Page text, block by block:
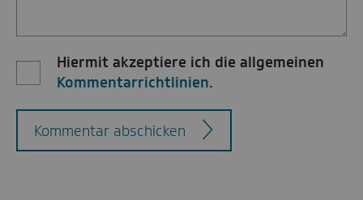
Hiermit akzeptiere ich die allgemeinen
Kommentarrichtlinien.
Kommentar abschicken